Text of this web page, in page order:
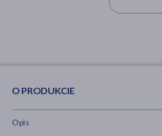
O PRODUKCIE
Opis